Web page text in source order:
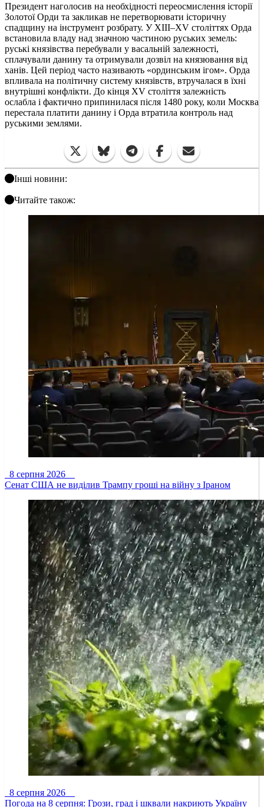
Президент наголосив на необхідності переосмислення історії
Золотої Орди та закликав не перетворювати історичну
спадщину на інструмент розбрату. У XIII–XV століттях Орда
встановила владу над значною частиною руських земель:
руські князівства перебували у васальній залежності,
сплачували данину та отримували дозвіл на князювання від
ханів. Цей період часто називають «ординським ігом». Орда
впливала на політичну систему князівств, втручалася в їхні
внутрішні конфлікти. До кінця XV століття залежність
ослабла і фактично припинилася після 1480 року, коли Москва
перестала платити данину і Орда втратила контроль над
руськими землями.
Інші новини:
Читайте також:
8 серпня 2026
Сенат США не виділив Трампу гроші на війну з Іраном
8 серпня 2026
Погода на 8 серпня: Грози, град і шквали накриють Україну